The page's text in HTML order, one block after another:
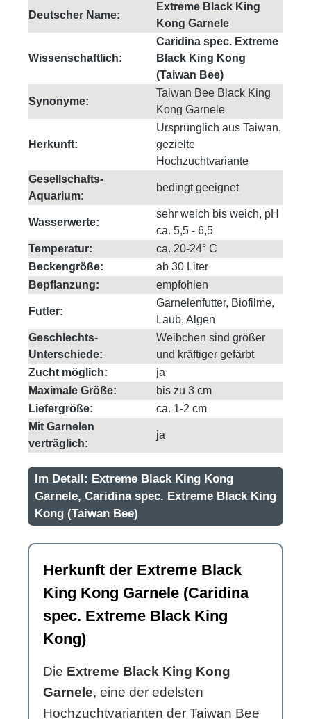
Deutscher Name:
Extreme Black King
Kong Garnele
Wissenschaftlich:
Caridina spec. Extreme
Black King Kong
(Taiwan Bee)
Synonyme:
Taiwan Bee Black King
Kong Garnele
Herkunft:
Ursprünglich aus Taiwan,
gezielte
Hochzuchtvariante
Gesellschafts-
Aquarium:
bedingt geeignet
Wasserwerte:
sehr weich bis weich, pH
ca. 5,5 - 6,5
Temperatur:
ca. 20-24° C
Beckengröße:
ab 30 Liter
Bepflanzung:
empfohlen
Futter:
Garnelenfutter, Biofilme,
Laub, Algen
Geschlechts-
Unterschiede:
Weibchen sind größer
und kräftiger gefärbt
Zucht möglich:
ja
Maximale Größe:
bis zu 3 cm
Liefergröße:
ca. 1-2 cm
Mit Garnelen
verträglich:
ja
Im Detail: Extreme Black King Kong
Garnele, Caridina spec. Extreme Black King
Kong (Taiwan Bee)
Herkunft der Extreme Black
King Kong Garnele (Caridina
spec. Extreme Black King
Kong)
Die Extreme Black King Kong
Garnele, eine der edelsten
Hochzuchtvarianten der Taiwan Bee